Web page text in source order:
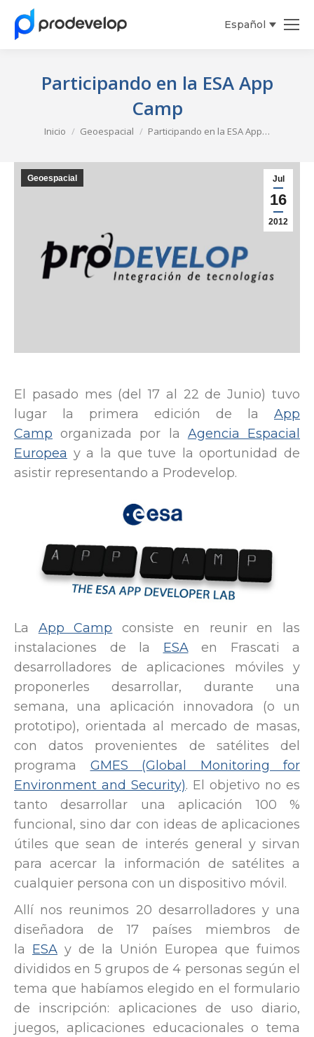
Español
Participando en la ESA App
Camp
Estás aquí:
Inicio Geoespacial Participando en la ESA App…
Jul
16
2012
Geoespacial
El pasado mes (del 17 al 22 de Junio) tuvo
lugar la primera edición de la App
Camp organizada por la Agencia Espacial
Europea y a la que tuve la oportunidad de
asistir representando a Prodevelop.
La App Camp consiste en reunir en las
instalaciones de la ESAen Frascati a
desarrolladores de aplicaciones móviles y
proponerles desarrollar, durante una
semana, una aplicación innovadora (o un
prototipo), orientada al mercado de masas,
con datos provenientes de satélites del
programa GMES (Global Monitoring for
Environment and Security). El objetivo no es
tanto desarrollar una aplicación 100 %
funcional, sino dar con ideas de aplicaciones
útiles que sean de interés general y sirvan
para acercar la información de satélites a
cualquier persona con un dispositivo móvil.
Allí nos reunimos 20 desarrolladores y una
diseñadora de 17 países miembros de
la ESA y de la Unión Europea que fuimos
divididos en 5 grupos de 4 personas según el
tema que habíamos elegido en el formulario
de inscripción: aplicaciones de uso diario,
juegos, aplicaciones educacionales o tema